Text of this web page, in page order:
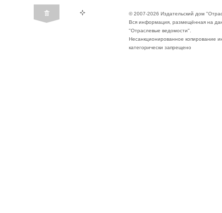
© 2007-2026 Издательский дом
Вся информация, размещённая на
"Отраслевые ведомости".
Несанкционированное копирование
категорически запрещено